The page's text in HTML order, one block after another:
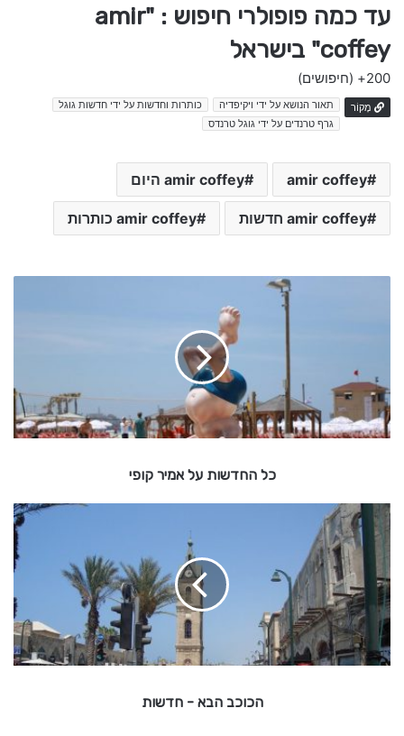
עד כמה פופולרי חיפוש : "amir
coffey" בישראל
200+ (חיפושים)
מָקוֹר תאור הנושא על ידי ויקיפדיה
כותרות וחדשות על ידי חדשות גוגל
גרף טרנדים על ידי גוגל טרנדס
amir coffey amir coffey היום
amir coffey חדשות amir coffey כותרות
ו
ת
ע
י
ר
ו
פ
י
כל החדשות על אמיר קופי
ה
כ
כ
ב
ה
ב
א
הכוכב הבא - חדשות